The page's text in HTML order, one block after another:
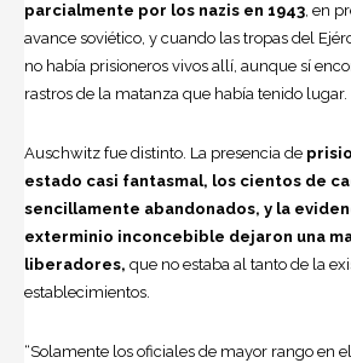
parcialmente por los nazis en 1943, en
avance soviético, y cuando las tropas del
no había prisioneros vivos allí, aunque sí
rastros de la matanza que había tenido lugar.
Auschwitz fue distinto. La presencia de
estado casi fantasmal, los cientos de
sencillamente abandonados, y la
exterminio inconcebible dejaron una
liberadores, que no estaba al tanto de la
establecimientos.
“Solamente los oficiales de mayor rango en